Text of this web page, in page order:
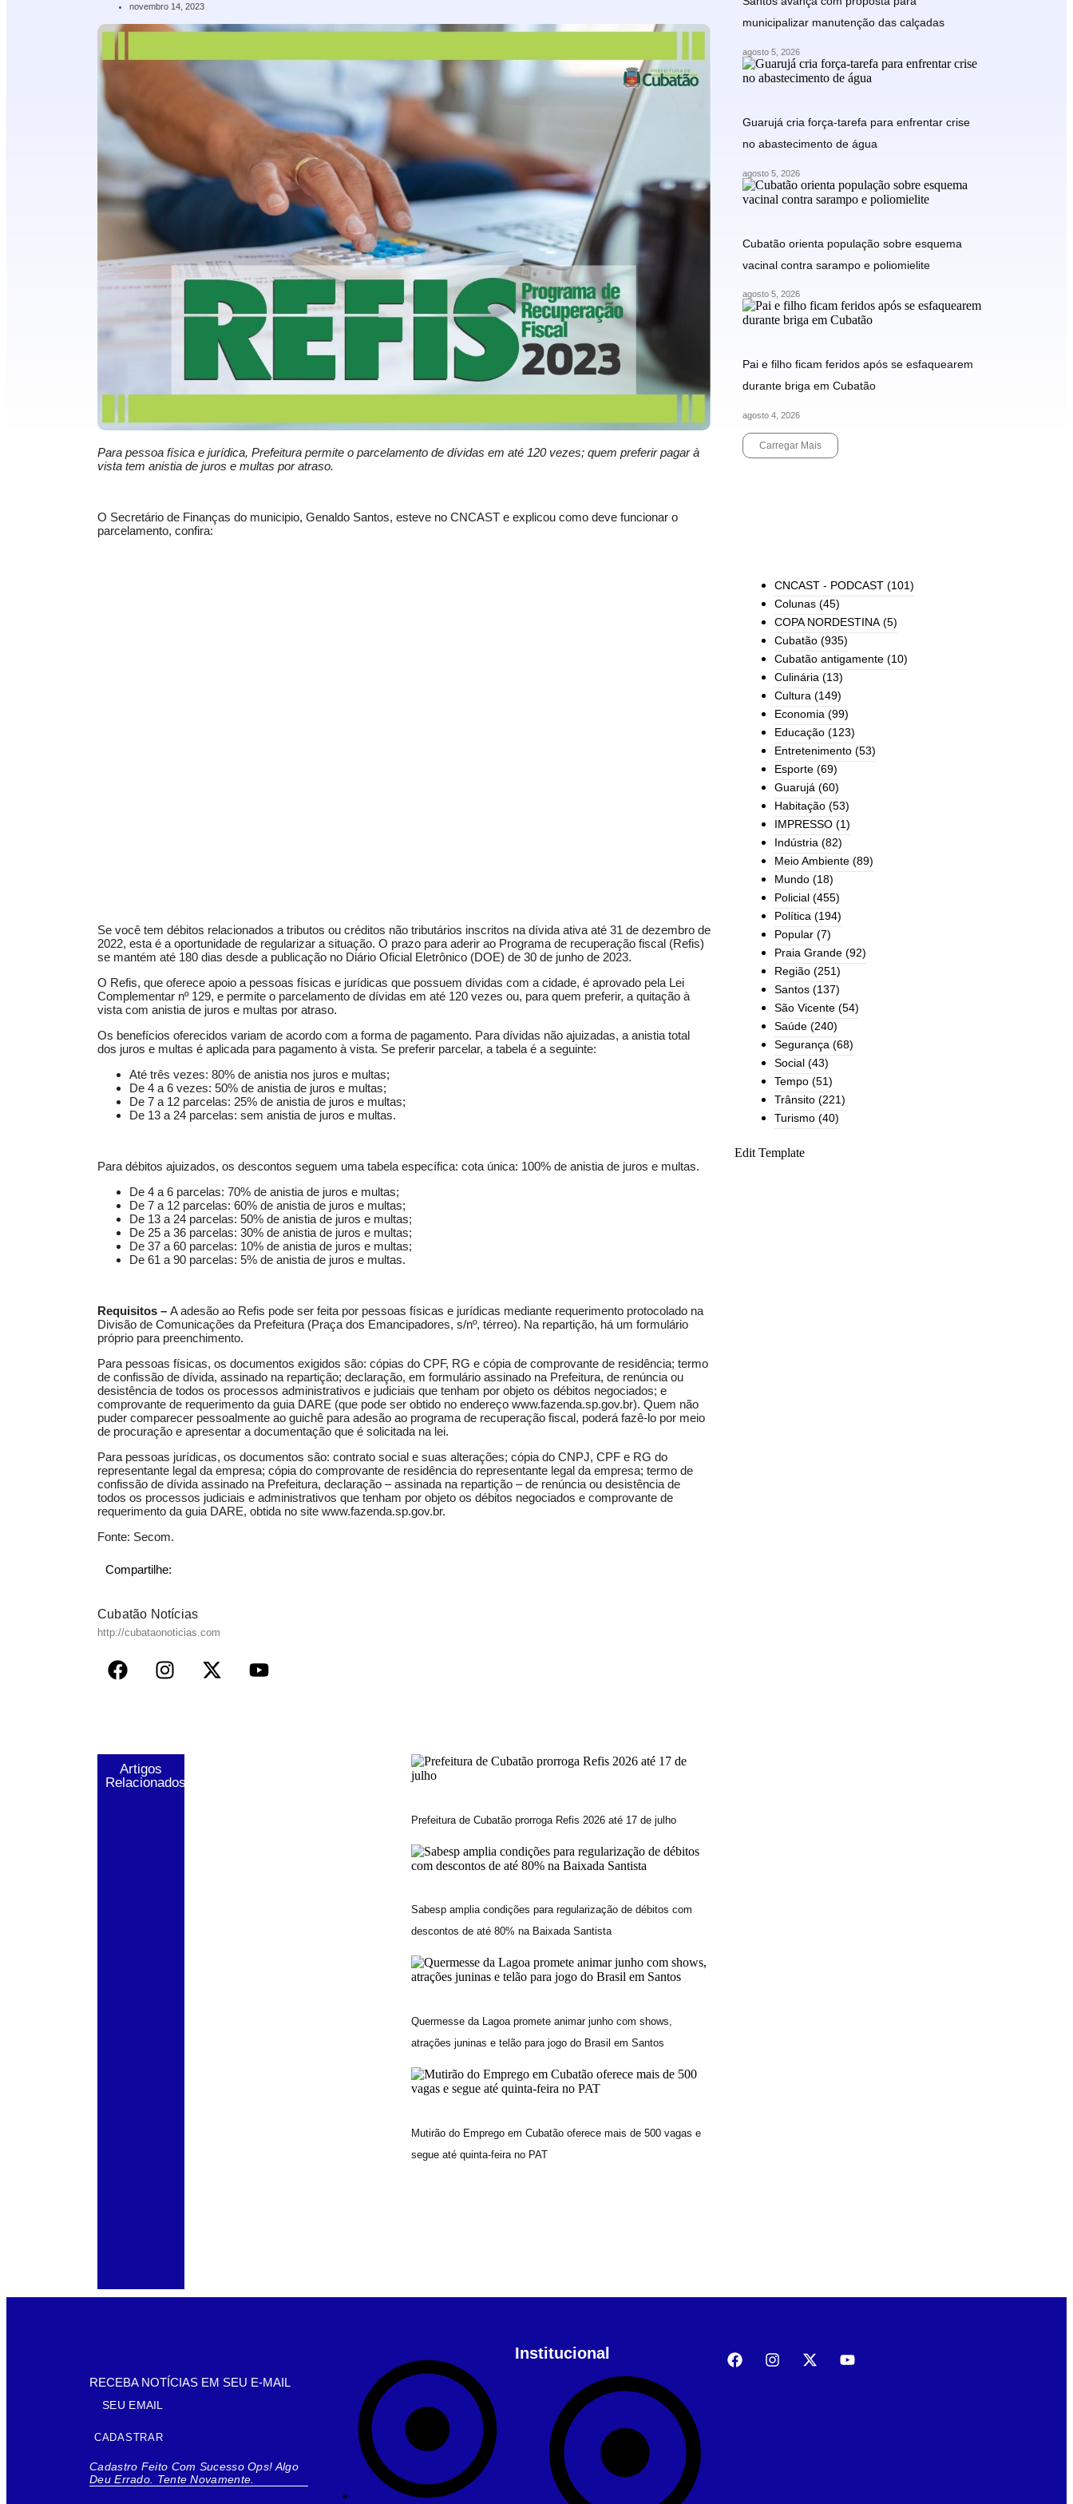
novembro 14, 2023
Para pessoa física e jurídica, Prefeitura permite o parcelamento de dívidas em até 120 vezes; quem preferir pagar à
vista tem anistia de juros e multas por atraso.
O Secretário de Finanças do municipio, Genaldo Santos, esteve no CNCAST e explicou como deve funcionar o
parcelamento, confira:
Se você tem débitos relacionados a tributos ou créditos não tributários inscritos na dívida ativa até 31 de dezembro de
2022, esta é a oportunidade de regularizar a situação. O prazo para aderir ao Programa de recuperação fiscal (Refis)
se mantém até 180 dias desde a publicação no Diário Oficial Eletrônico (DOE) de 30 de junho de 2023.
O Refis, que oferece apoio a pessoas físicas e jurídicas que possuem dívidas com a cidade, é aprovado pela Lei
Complementar nº 129, e permite o parcelamento de dívidas em até 120 vezes ou, para quem preferir, a quitação à
vista com anistia de juros e multas por atraso.
Os benefícios oferecidos variam de acordo com a forma de pagamento. Para dívidas não ajuizadas, a anistia total
dos juros e multas é aplicada para pagamento à vista. Se preferir parcelar, a tabela é a seguinte:
Até três vezes: 80% de anistia nos juros e multas;
De 4 a 6 vezes: 50% de anistia de juros e multas;
De 7 a 12 parcelas: 25% de anistia de juros e multas;
De 13 a 24 parcelas: sem anistia de juros e multas.
Para débitos ajuizados, os descontos seguem uma tabela específica: cota única: 100% de anistia de juros e multas.
De 4 a 6 parcelas: 70% de anistia de juros e multas;
De 7 a 12 parcelas: 60% de anistia de juros e multas;
De 13 a 24 parcelas: 50% de anistia de juros e multas;
De 25 a 36 parcelas: 30% de anistia de juros e multas;
De 37 a 60 parcelas: 10% de anistia de juros e multas;
De 61 a 90 parcelas: 5% de anistia de juros e multas.
Requisitos – A adesão ao Refis pode ser feita por pessoas físicas e jurídicas mediante requerimento protocolado na
Divisão de Comunicações da Prefeitura (Praça dos Emancipadores, s/nº, térreo). Na repartição, há um formulário
próprio para preenchimento.
Para pessoas físicas, os documentos exigidos são: cópias do CPF, RG e cópia de comprovante de residência; termo
de confissão de dívida, assinado na repartição; declaração, em formulário assinado na Prefeitura, de renúncia ou
desistência de todos os processos administrativos e judiciais que tenham por objeto os débitos negociados; e
comprovante de requerimento da guia DARE (que pode ser obtido no endereço www.fazenda.sp.gov.br). Quem não
puder comparecer pessoalmente ao guichê para adesão ao programa de recuperação fiscal, poderá fazê-lo por meio
de procuração e apresentar a documentação que é solicitada na lei.
Para pessoas jurídicas, os documentos são: contrato social e suas alterações; cópia do CNPJ, CPF e RG do
representante legal da empresa; cópia do comprovante de residência do representante legal da empresa; termo de
confissão de dívida assinado na Prefeitura, declaração – assinada na repartição – de renúncia ou desistência de
todos os processos judiciais e administrativos que tenham por objeto os débitos negociados e comprovante de
requerimento da guia DARE, obtida no site www.fazenda.sp.gov.br.
Fonte: Secom.
Compartilhe:
Cubatão Notícias
http://cubataonoticias.com
Artigos
Relacionados
Prefeitura de Cubatão prorroga Refis 2026 até 17 de julho
Sabesp amplia condições para regularização de débitos com
descontos de até 80% na Baixada Santista
Quermesse da Lagoa promete animar junho com shows,
atrações juninas e telão para jogo do Brasil em Santos
Mutirão do Emprego em Cubatão oferece mais de 500 vagas e
segue até quinta-feira no PAT
municipalizar manutenção das calçadas
agosto 5, 2026
Guarujá cria força-tarefa para enfrentar crise
no abastecimento de água
agosto 5, 2026
Cubatão orienta população sobre esquema
vacinal contra sarampo e poliomielite
agosto 5, 2026
Pai e filho ficam feridos após se esfaquearem
durante briga em Cubatão
agosto 4, 2026
Carregar Mais
CNCAST - PODCAST (101)
Colunas (45)
COPA NORDESTINA(5)
Cubatão (935)
Cubatão antigamente (10)
Culinária (13)
Cultura (149)
Economia (99)
Educação (123)
Entretenimento (53)
Esporte (69)
Guarujá (60)
Habitação (53)
IMPRESSO (1)
Indústria (82)
Meio Ambiente (89)
Mundo (18)
Policial (455)
Política (194)
Popular (7)
Praia Grande (92)
Região (251)
Santos (137)
São Vicente (54)
Saúde (240)
Segurança (68)
Social (43)
Tempo (51)
Trânsito (221)
Turismo (40)
Edit Template
RECEBA NOTÍCIAS EM SEU E-MAIL
CADASTRAR
Cadastro Feito Com Sucesso Ops! Algo
Deu Errado. Tente Novamente.
Institucional